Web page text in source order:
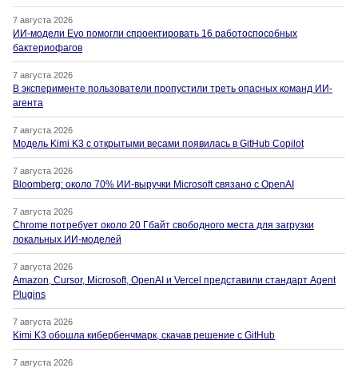
7 августа 2026
ИИ-модели Evo помогли спроектировать 16 работоспособных
бактериофагов
7 августа 2026
В эксперименте пользователи пропустили треть опасных команд ИИ-
агента
7 августа 2026
Модель Kimi K3 с открытыми весами появилась в GitHub Copilot
7 августа 2026
Bloomberg: около 70% ИИ-выручки Microsoft связано с OpenAI
7 августа 2026
Chrome потребует около 20 Гбайт свободного места для загрузки
локальных ИИ-моделей
7 августа 2026
Amazon, Cursor, Microsoft, OpenAI и Vercel представили стандарт Agent
Plugins
7 августа 2026
Kimi K3 обошла кибербенчмарк, скачав решение с GitHub
7 августа 2026